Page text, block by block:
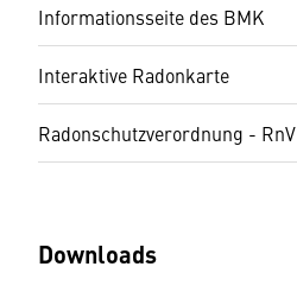
Informationsseite des BMK
Interaktive Radonkarte
Radonschutzverordnung - RnV
Downloads